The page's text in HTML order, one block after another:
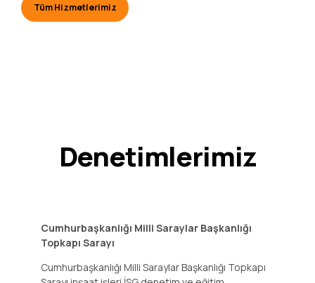
Tüm Hizmetlerimiz
Denetimlerimiz
Cumhurbaşkanlığı Milli Saraylar Başkanlığı
Topkapı Sarayı